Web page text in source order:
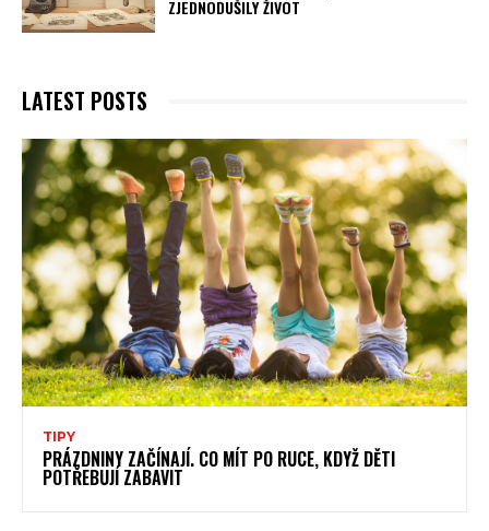
ZJEDNODUŠILY ŽIVOT
LATEST POSTS
TIPY
PRÁZDNINY ZAČÍNAJÍ. CO MÍT PO RUCE, KDYŽ DĚTI
POTŘEBUJÍ ZABAVIT